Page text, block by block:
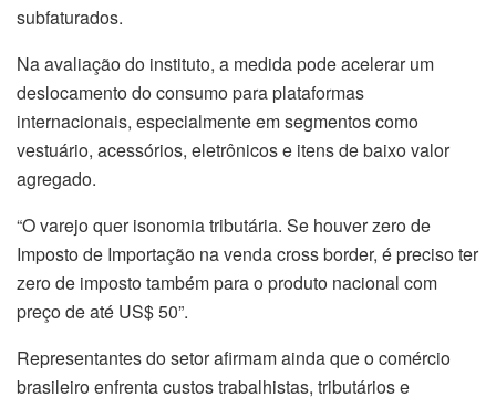
subfaturados.
Na avaliação do instituto, a medida pode acelerar um
deslocamento do consumo para plataformas
internacionais, especialmente em segmentos como
vestuário, acessórios, eletrônicos e itens de baixo valor
agregado.
“O varejo quer isonomia tributária. Se houver zero de
Imposto de Importação na venda cross border, é preciso ter
zero de imposto também para o produto nacional com
preço de até US$ 50”.
Representantes do setor afirmam ainda que o comércio
brasileiro enfrenta custos trabalhistas, tributários e